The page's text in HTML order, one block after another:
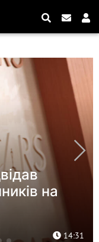
зміни в
16:25